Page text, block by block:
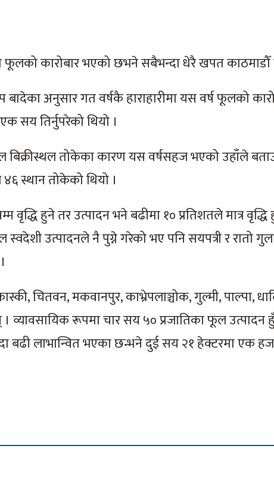
फूलको कारोबार भएको छभने सबैभन्दा धेरै खपत
अनुसार गत वर्षकै हाराहारीमा यस वर्ष फूलको
सय तिर्नुपरेको थियो ।
तोकेका कारण यस वर्षसहज भएको उहाँले
स्थान तोकेको थियो ।
वृद्धि हुने तर उत्पादन भने बढीमा १० प्रतिशतले मात्र
स्वदेशी उत्पादनले नै पुग्ने गरेको भए पनि सयपत्री र रातो
चितवन, मकवानपुर, काभ्रेपलाञ्चोक, गुल्मी, पाल्पा,
। व्यावसायिक रूपमा चार सय ५० प्रजातिका फूल
बढी लाभान्वित भएका छन्भने दुई सय २१ हेक्टरमा एक